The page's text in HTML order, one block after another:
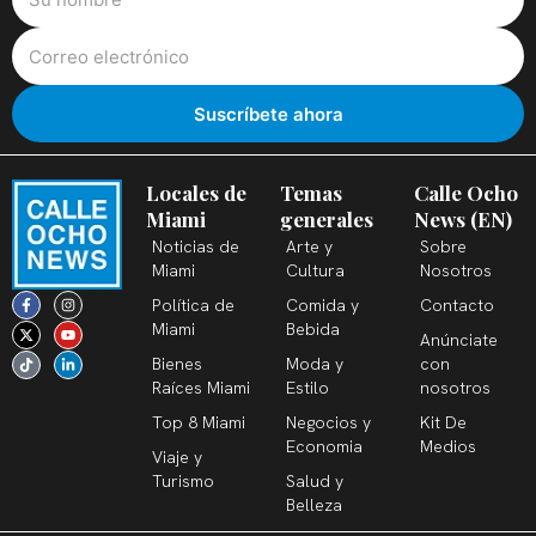
F
a
c
e
b
o
o
I
n
s
t
a
g
r
X
-
t
w
i
t
t
Y
o
u
t
u
b
e
T
i
k
t
o
k
L
i
n
k
e
d
i
Locales de
Miami
Noticias de
Miami
Política de
Miami
Bienes
Raíces Miami
Top 8 Miami
Viaje y
Turismo
Temas
generales
Arte y
Cultura
Comida y
Bebida
Moda y
Estilo
Negocios y
Economia
Salud y
Belleza
Calle Ocho
News (EN)
Sobre
Nosotros
Contacto
Anúnciate
con
nosotros
Kit De
Medios